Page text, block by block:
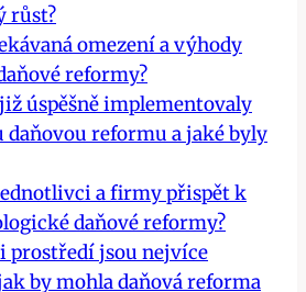
růst?
omezení a výhody
reformy?
úspěšně implementovaly
daňovou reformu a jaké byly
a firmy přispět k
daňové reformy?
prostředí jsou nejvíce
by mohla daňová reforma